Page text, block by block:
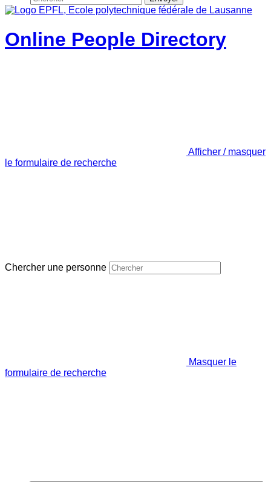
Online People Directory
Afficher / masquer
le formulaire de recherche
Chercher une personne
Masquer le
formulaire de recherche